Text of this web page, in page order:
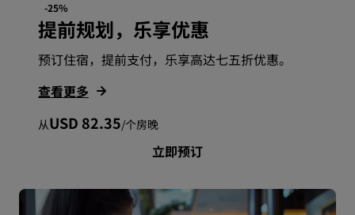
-25%
提前规划，乐享优惠
预订住宿，提前支付，乐享高达七五折优惠。
查看更多
从USD 82.35/个房晚
立即预订